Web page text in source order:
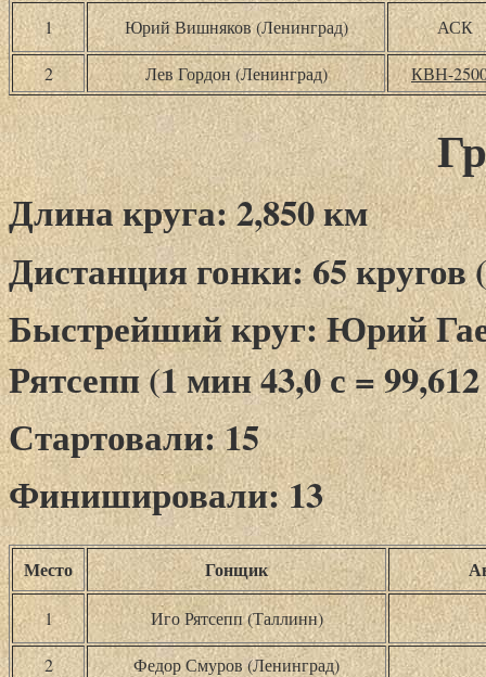
1 Юрий Вишняков (Ленинград) АСК
2 Лев Гордон (Ленинград) КВН-
Длина круга: 2,850 км
Дистанция гонки: 65 кругов
Быстрейший круг: Юрий
Рятсепп (1 мин 43,0 с =
Стартовали: 15
Финишировали: 13
Место Гонщик
1 Иго Рятсепп (Таллинн)
2
Федор Смуров (Ленинград)